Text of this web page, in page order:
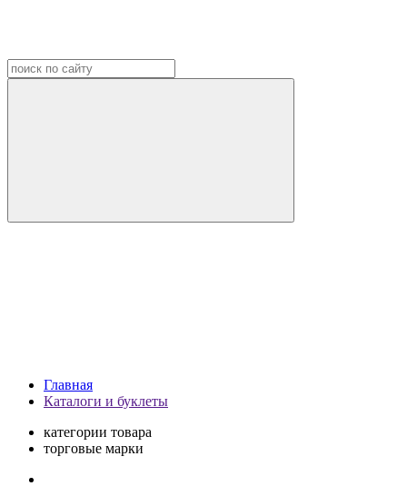
Главная
Каталоги и буклеты
категории товара
торговые марки